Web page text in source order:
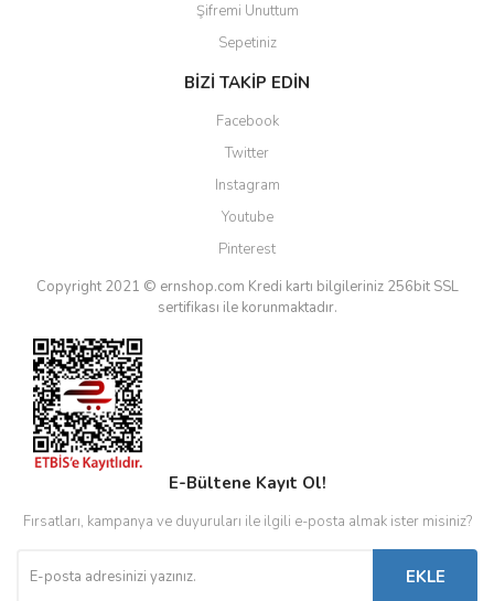
Şifremi Unuttum
Sepetiniz
BİZİ TAKİP EDİN
Facebook
Twitter
Instagram
Youtube
Pinterest
Copyright 2021 © ernshop.com Kredi kartı bilgileriniz 256bit SSL
sertifikası ile korunmaktadır.
E-Bültene Kayıt Ol!
Fırsatları, kampanya ve duyuruları ile ilgili e-posta almak ister misiniz?
EKLE